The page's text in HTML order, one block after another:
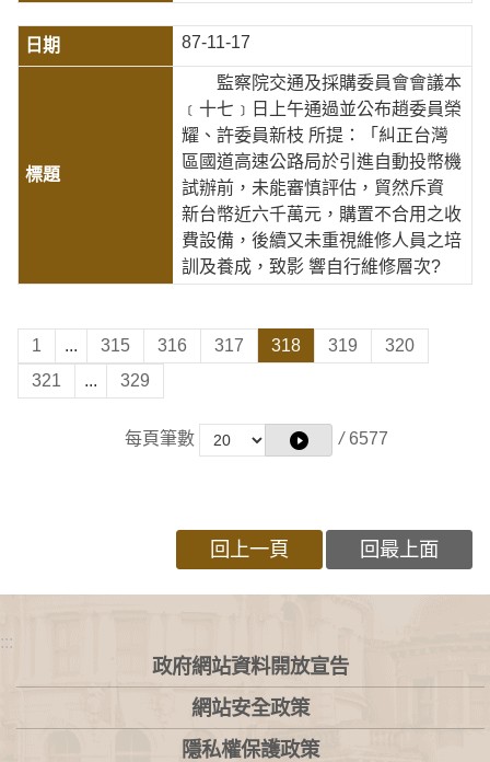
87-11-17
監察院交通及採購委員會會議本
﹝十七﹞日上午通過並公布趙委員榮
耀、許委員新枝 所提：「糾正台灣
區國道高速公路局於引進自動投幣機
試辦前，未能審慎評估，貿然斥資
新台幣近六千萬元，購置不合用之收
費設備，後續又未重視維修人員之培
訓及養成，致影 響自行維修層次?
1 ... 315 316 317 318 319
320
321
... 329
每頁筆數 / 6577
回上一頁 回最上面
:::
政府網站資料開放宣告
網站安全政策
隱私權保護政策